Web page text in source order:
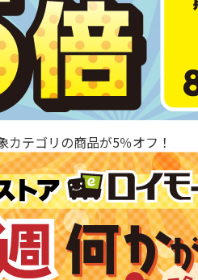
テゴリの商品が5％オフ！